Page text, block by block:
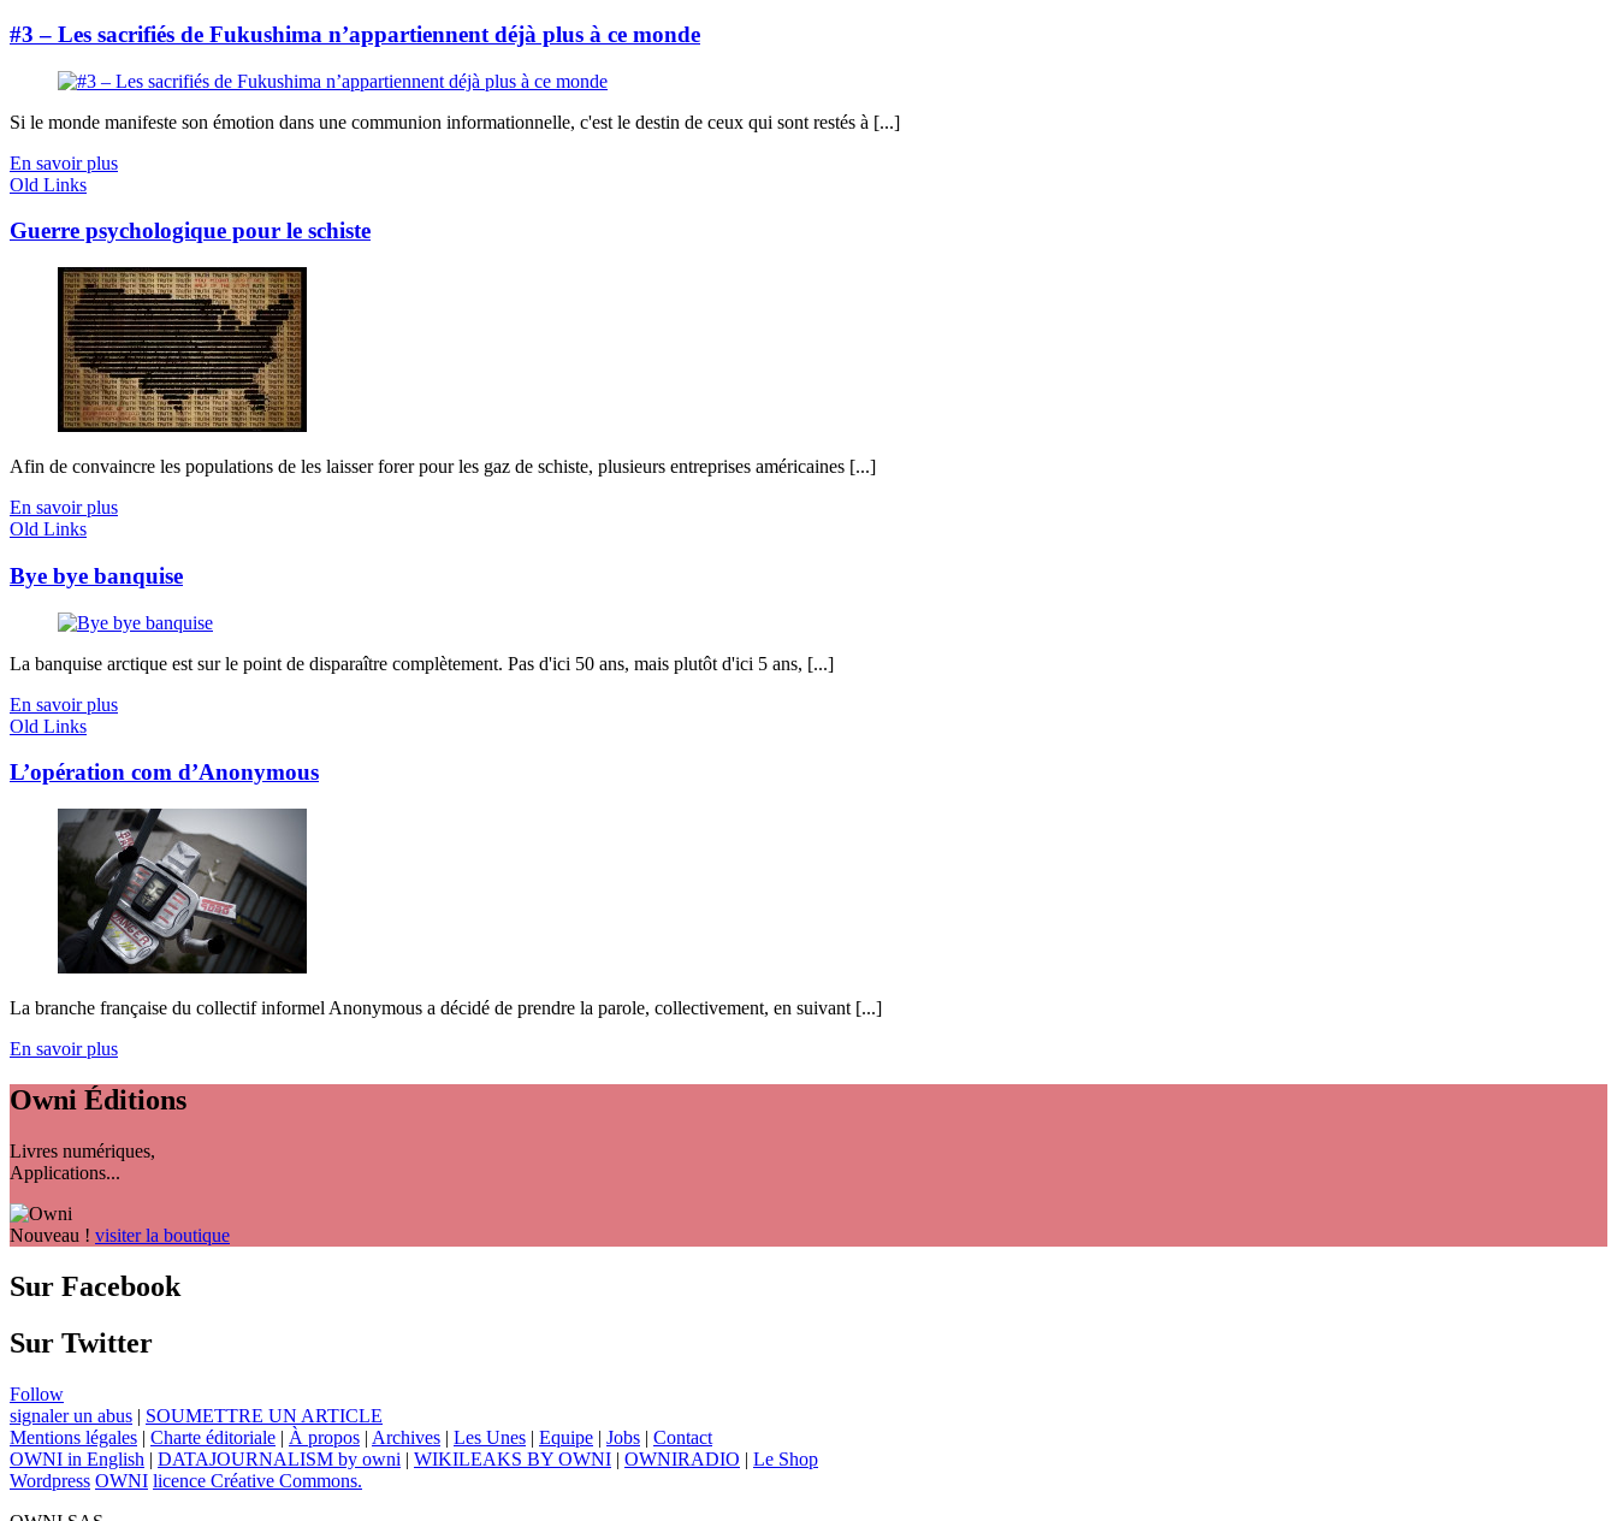
#3 – Les sacrifiés de Fukushima n’appartiennent déjà plus à ce monde
Si le monde manifeste son émotion dans une communion informationnelle, c'est le destin de ceux qui sont restés à [...]
En savoir plus
Old Links
Guerre psychologique pour le schiste
Afin de convaincre les populations de les laisser forer pour les gaz de schiste, plusieurs entreprises américaines [...]
En savoir plus
Old Links
Bye bye banquise
La banquise arctique est sur le point de disparaître complètement. Pas d'ici 50 ans, mais plutôt d'ici 5 ans, [...]
En savoir plus
Old Links
L’opération com d’Anonymous
La branche française du collectif informel Anonymous a décidé de prendre la parole, collectivement, en suivant [...]
En savoir plus
Owni Éditions
Livres numériques,
Applications...
Nouveau ! visiter la boutique
Sur Facebook
Sur Twitter
Follow
signaler un abus | SOUMETTRE UN ARTICLE
Mentions légales | Charte éditoriale | À propos | Archives | Les Unes | Equipe | Jobs | Contact
OWNI in English | DATAJOURNALISM by owni | WIKILEAKS BY OWNI | OWNIRADIO | Le Shop
Wordpress OWNI licence Créative Commons.